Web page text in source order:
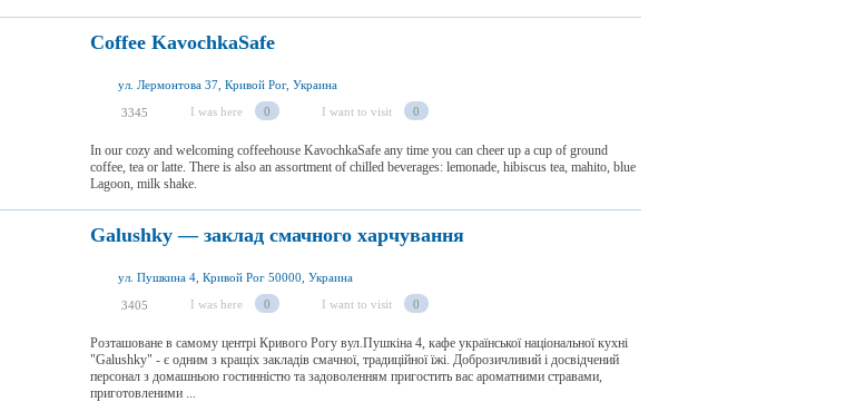
Coffee KavochkaSafe
ул. Лермонтова 37, Кривой Рог, Украина
3345 I was here 0 I want to visit 0
In our cozy and welcoming coffeehouse KavochkaSafe any time you can cheer up a cup of ground
coffee, tea or latte. There is also an assortment of chilled beverages: lemonade, hibiscus tea, mahito, blue
Lagoon, milk shake.
Galushky — заклад смачного харчування
ул. Пушкина 4, Кривой Рог 50000, Украина
3405 I was here 0 I want to visit 0
Розташоване в самому центрі Кривого Рогу вул.Пушкіна 4, кафе української національної кухні
"Galushky" - є одним з кращіх закладів смачної, традиційної їжі. Доброзичливий і досвідчений
персонал з домашньою гостинністю та задоволенням пригостить вас ароматними стравами,
приготовленими ...